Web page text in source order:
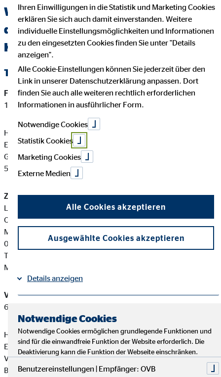
Wichtige Kundeninformationen über
den OVB Berater Hermann Maik in
Königsbrück
Tätigkeitsart
Finanzanlagenvermittler-Registernummer:D-F-144-A18S-
17
Hermann Maik ist ein Finanzanlagenvermittler mit
Erlaubnispflicht nach § 34 f Abs. 1 Satz 1 Nummer 1 und 2
GewO, eingetragen in das Vermittlerregister gemäß § 34 f Abs.
5 GewO.
Zuständige Erlaubnisbehörde:
Landratsamt Bautzen Ordnungsamt Allgemeines
Ordnungsrecht
Macherstraße 55
01917 Kamenz
Tel: +49 3591 5251-32100
Mail:
Versicherungsvermittler-Registernummer:D-FVC5-MZTET-
61
Hermann Maik ist ein Versicherungsvertreter mit
Erlaubnispflicht nach § 34 d Abs. 1 GewO, eingetragen in das
Vermittlerregister gemäß § 34d Abs. 10 GewO,
Bundesrepublik Deutschland Berufsrechtliche Regelung: § 34
Ihren Einwilligungen in die Statistik und Marketing Cookies
erklären Sie sich auch damit einverstanden. Weitere
individuelle Einstellungsmöglichkeiten und Informationen
zu den eingesetzten Cookies finden Sie unter "Details
anzeigen".
Alle Cookie-Einstellungen können Sie jederzeit über den
Link in unserer Datenschutzerklärung anpassen. Dort
finden Sie auch alle weiteren rechtlich erforderlichen
Informationen in ausführlicher Form.
Notwendige Cookies
Statistik Cookies
Marketing Cookies
Externe Medien
Alle Cookies akzeptieren
Ausgewählte Cookies akzeptieren
Details anzeigen
Notwendige Cookies
Notwendige Cookies ermöglichen grundlegende Funktionen und
sind für die einwandfreie Funktion der Website erforderlich. Die
Deaktivierung kann die Funktion der Webseite einschränken.
Benutzereinstellungen | Empfänger: OVB